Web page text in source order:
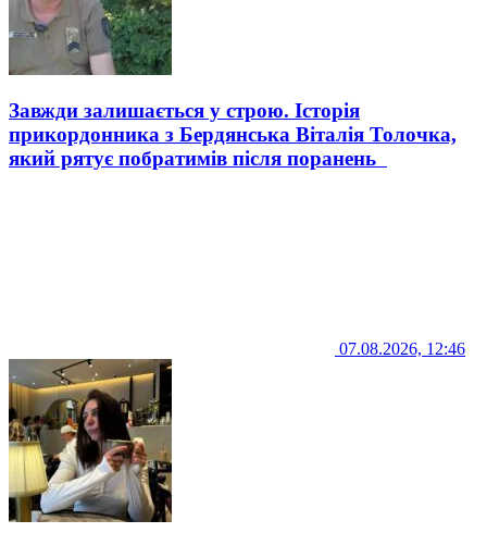
Завжди залишається у строю. Історія
прикордонника з Бердянська Віталія Толочка,
який рятує побратимів після поранень
07.08.2026, 12:46